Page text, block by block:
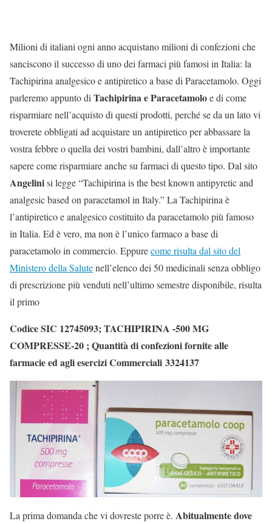
Milioni di italiani ogni anno acquistano milioni di confezioni che
sanciscono il successo di uno dei farmaci più famosi in Italia: la
Tachipirina analgesico e antipiretico a base di Paracetamolo. Oggi
parleremo appunto di Tachipirina e Paracetamoloe di come
risparmiare nell’acquisto di questi prodotti, perché se da un lato vi
troverete obbligati ad acquistare un antipiretico per abbassare la
vostra febbre o quella dei vostri bambini, dall’altro è importante
sapere come risparmiare anche su farmaci di questo tipo. Dal sito
Angelinisi legge “Tachipirina is the best known antipyretic and
analgesic based on paracetamol in Italy.” La Tachipirina è
l’antipiretico e analgesico costituito da paracetamolo più famoso
in Italia. Ed è vero, ma non è l’unico farmaco a base di
paracetamolo in commercio. Eppurecome risulta dal sito del
Ministero della Salutenell’elenco dei 50 medicinali senza obbligo
di prescrizione più venduti nell’ultimo semestre disponibile, risulta
il primo
Codice SIC 12745093; TACHIPIRINA -500 MG
COMPRESSE-20 ; Quantità di confezioni fornite alle
farmacie ed agli esercizi Commerciali 3324137
La prima domanda che vi dovreste porre è. Abitualmente dove